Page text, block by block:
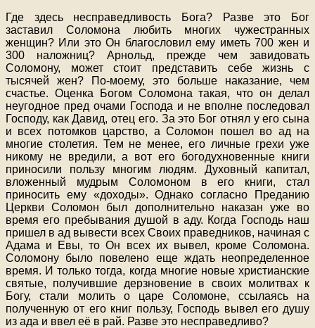
Где здесь несправедливость Бога? Разве это Бог
заставил Соломона любить многих чужестранных
женщин? Или это Он благословил ему иметь 700 жен и
300 наложниц? Арнольд, прежде чем завидовать
Соломону, может стоит представить себе жизнь с
тысячей жен? По-моему, это больше наказание, чем
счастье. Оценка Богом Соломона такая, что он делал
неугодное пред очами Господа и не вполне последовал
Господу, как Давид, отец его. За это Бог отнял у его сына
и всех потомков царство, а Соломон пошел во ад на
многие столетия. Тем не менее, его личные грехи уже
никому не вредили, а вот его богодухновенные книги
приносили пользу многим людям. Духовный капитал,
вложенный мудрым Соломоном в его книги, стал
приносить ему «доходы». Однако согласно Преданию
Церкви Соломон был дополнительно наказан уже во
время его пребывания душой в аду. Когда Господь наш
пришел в ад вывести всех Своих праведников, начиная с
Адама и Евы, то Он всех их вывел, кроме Соломона.
Соломону было повелено еще ждать неопределенное
время. И только тогда, когда многие новые христианские
святые, получившие дерзновение в своих молитвах к
Богу, стали молить о царе Соломоне, ссылаясь на
полученную от его книг пользу, Господь вывел его душу
из ада и ввел её в рай. Разве это несправедливо?